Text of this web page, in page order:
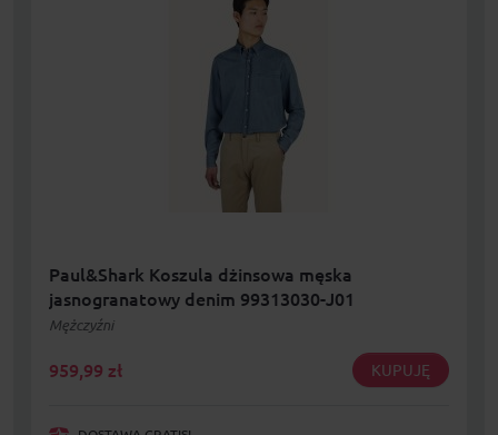
Paul&Shark Koszula dżinsowa męska
jasnogranatowy denim 99313030-J01
Mężczyźni
959,99 zł KUPUJĘ